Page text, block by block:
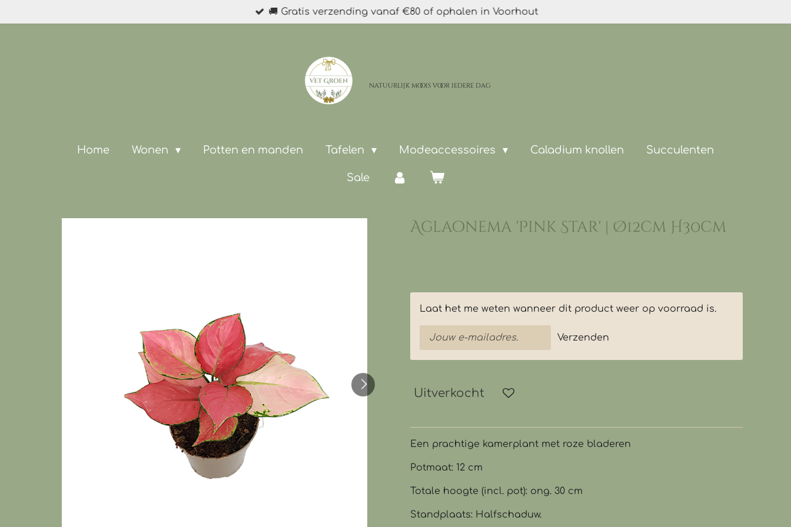
direct
🚚 Gratis verzending vanaf €80 of ophalen in Voorhout
natuurlijk moois voor iedere dag
Home Wonen Potten en manden Tafelen Modeaccessoires Caladium knollen Succulenten
Sale
Aglaonema 'Pink Star' | Ø12cm H30cm
Laat het me weten wanneer dit product weer op voorraad is.
Verzenden
Uitverkocht
Een prachtige kamerplant met roze bladeren
Potmaat: 12 cm
Totale hoogte (incl. pot): ong. 30 cm
Standplaats: Halfschaduw.